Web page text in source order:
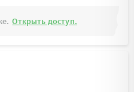
Открыть доступ.